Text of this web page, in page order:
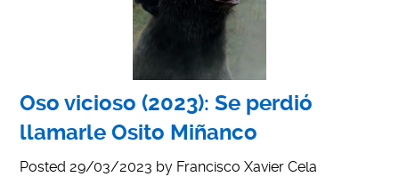
Oso vicioso (2023): Se perdió
llamarle Osito Miñanco
Posted 29/03/2023 by Francisco Xavier Cela